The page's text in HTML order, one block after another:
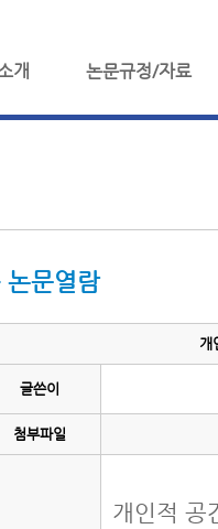
개 논문규정/자료
문열람
개
글쓴이
첨부파일
개인적 공